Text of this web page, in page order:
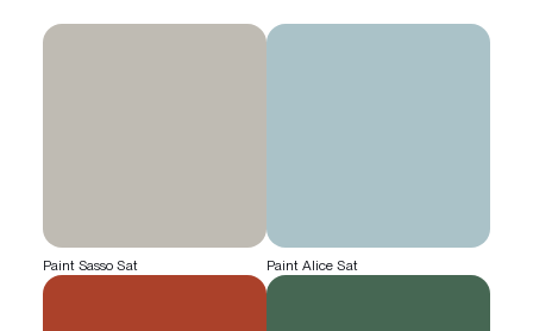
Paint Sasso Sat Paint Alice Sat